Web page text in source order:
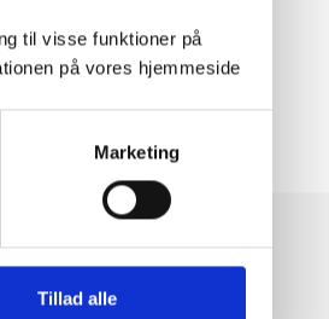
til visse funktioner på
på vores hjemmeside
Marketing
Tillad alle